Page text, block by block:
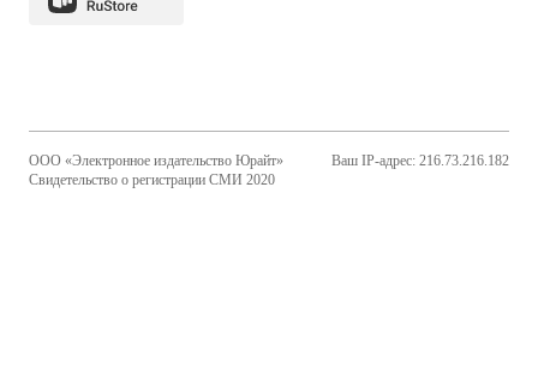
ООО «Электронное издательство Юрайт»
Свидетельство о регистрации СМИ 2020
Ваш IP-адрес: 216.73.216.182